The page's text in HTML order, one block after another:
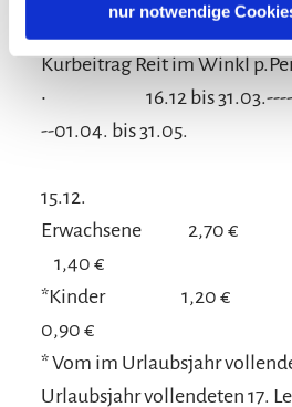
nur notwendige
Kurbeitrag Reit im Winkl
• 16.12 bis 31.03.-----
--01.04. bis 31.05.
15.12.
Erwachsene
1,40 €
*Kinder 1,20
0,90 €
* Vom im Urlaubsjahr
Urlaubsjahr vollendeten 17.